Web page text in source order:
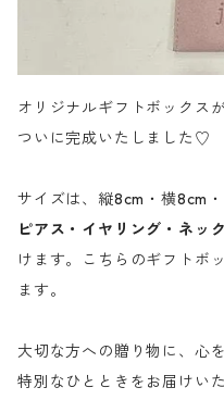
オリジナルギフトボックスが
ついに完成いたしました♡
サイズは、縦8cm・横8cm・
ピアス・イヤリング・ネッ
けます。こちらのギフトボ
ます。
大切な方への贈り物に、心
特別なひとときをお届けいた